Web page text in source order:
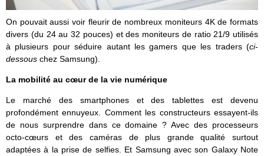
On pouvait aussi voir fleurir de nombreux moniteurs 4K de formats
divers (du 24 au 32 pouces) et des moniteurs de ratio 21/9 utilisés
à plusieurs pour séduire autant les gamers que les traders (ci-
dessous chez Samsung).
La mobilité au cœur de la vie numérique
Le marché des smartphones et des tablettes est devenu
profondément ennuyeux. Comment les constructeurs essayent-ils
de nous surprendre dans ce domaine ? Avec des processeurs
octo-cœurs et des caméras de plus grande qualité surtout
adaptées à la prise de selfies. Et Samsung avec son Galaxy Note